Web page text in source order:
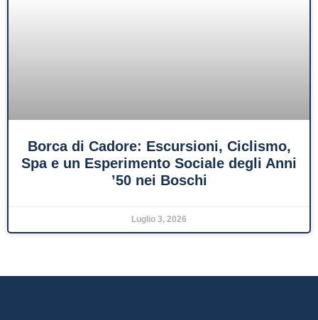
Borca di Cadore: Escursioni, Ciclismo,
Spa e un Esperimento Sociale degli Anni
’50 nei Boschi
Luglio 3, 2026